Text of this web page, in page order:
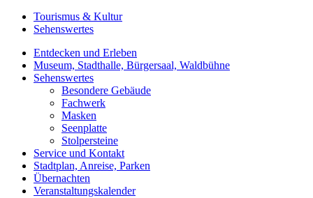
Tourismus & Kultur
Sehenswertes
Entdecken und Erleben
Museum, Stadthalle, Bürgersaal, Waldbühne
Sehenswertes
Besondere Gebäude
Fachwerk
Masken
Seenplatte
Stolpersteine
Service und Kontakt
Stadtplan, Anreise, Parken
Übernachten
Veranstaltungskalender